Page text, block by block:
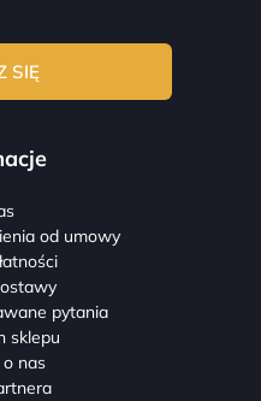
od umowy
pytania
sklepu
nas